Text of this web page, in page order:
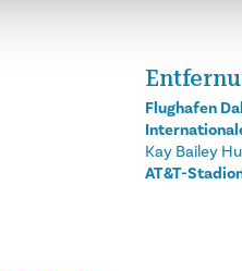
Flughafen
Kay Bailey
AT&T-